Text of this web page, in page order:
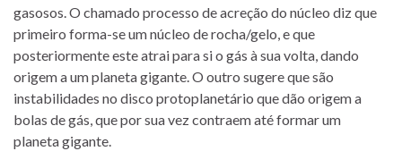
gasosos. O chamado processo de acreção do núcleo diz que
primeiro forma-se um núcleo de rocha/gelo, e que
posteriormente este atrai para si o gás à sua volta, dando
origem a um planeta gigante. O outro sugere que são
instabilidades no disco protoplanetário que dão origem a
bolas de gás, que por sua vez contraem até formar um
planeta gigante.